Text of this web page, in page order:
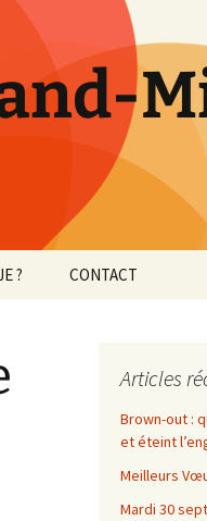
? CONTACT
Articles
Brown-out :
et éteint
Meilleurs
Mardi 30